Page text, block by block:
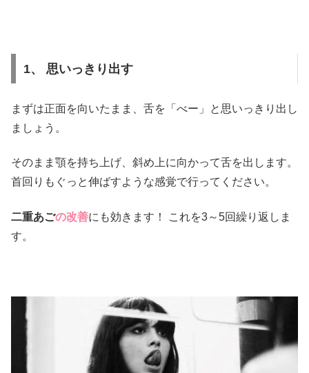
1、 思いっきり出す
まずは正面を向いたまま、舌を「べー」と思いっきり出し
ましょう。
そのまま顎を持ち上げ、斜め上に向かって舌を出します。
首回りもぐっと伸ばすような感覚で行ってください。
二重あごの改善にも効きます！ これを3～5回繰り返しま
す。